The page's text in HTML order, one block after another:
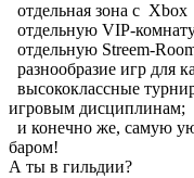
отдельная зона с Xbox
отдельную VIP-
отдельную Streem-
разнообразие игр для
высококлассные
игровым дисциплинам;
и конечно же, самую
баром!
А ты в гильдии?